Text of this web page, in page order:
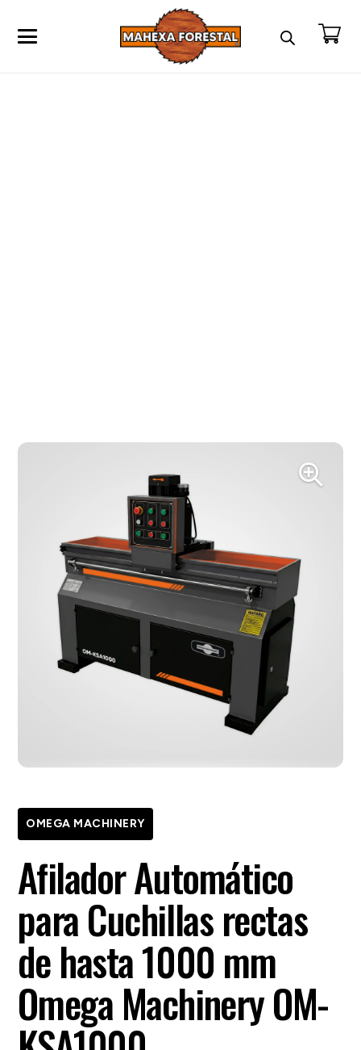
OMEGA MACHINERY
Afilador Automático
para Cuchillas rectas
de hasta 1000 mm
Omega Machinery OM-